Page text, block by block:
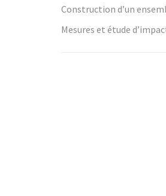
Construction d’un
Mesures et étude